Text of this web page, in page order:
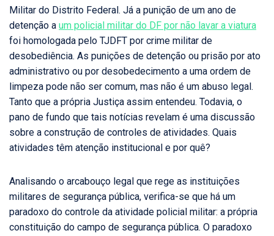
Militar do Distrito Federal. Já a punição de um ano de
detenção a um policial militar do DF por não lavar a viatura
foi homologada pelo TJDFT por crime militar de
desobediência. As punições de detenção ou prisão por ato
administrativo ou por desobedecimento a uma ordem de
limpeza pode não ser comum, mas não é um abuso legal.
Tanto que a própria Justiça assim entendeu. Todavia, o
pano de fundo que tais notícias revelam é uma discussão
sobre a construção de controles de atividades. Quais
atividades têm atenção institucional e por quê?
Analisando o arcabouço legal que rege as instituições
militares de segurança pública, verifica-se que há um
paradoxo do controle da atividade policial militar: a própria
constituição do campo de segurança pública. O paradoxo